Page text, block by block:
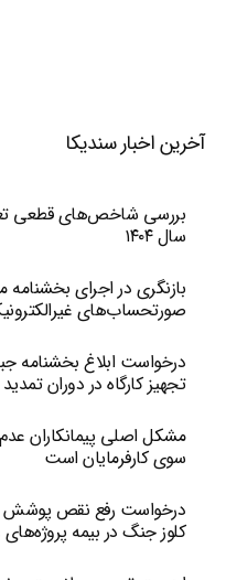
آخرین اخبار سندیکا
بررسی شاخص‌های قطعی
سال ۱۴۰۴
بازنگری در اجرای
صورتحساب‌های
درخواست ابلاغ بخشنامه
تجهیز کارگاه در دوران
مشکل اصلی پیمانکاران
سوی کارفرمایان است
درخواست رفع نقص پوشش
کلوز جنگ در بیمه پروژه‌های